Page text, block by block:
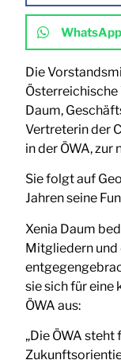
WhatsApp
Die
Österreichische
Daum,
Vertreterin der
in der ÖWA, zur
Sie folgt auf
Jahren seine
Xenia Daum
Mitgliedern und
sie sich für
ÖWA aus:
„Die ÖWA